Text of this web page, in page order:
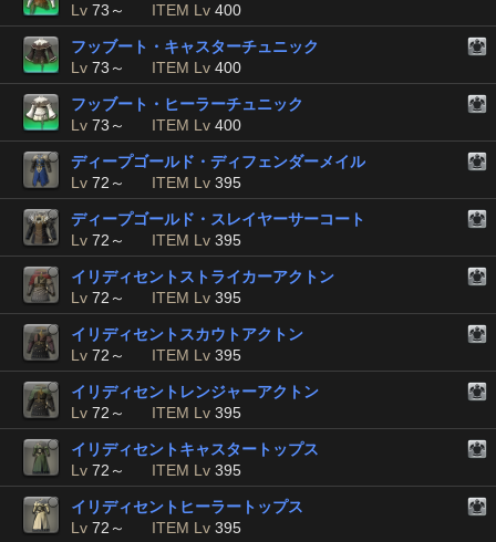
Lv 73～ ITEM Lv 400
フッブート・キャスターチュニック
Lv 73～ ITEM Lv 400
フッブート・ヒーラーチュニック
Lv 73～ ITEM Lv 400
ディープゴールド・ディフェンダーメイル
Lv 72～ ITEM Lv 395
ディープゴールド・スレイヤーサーコート
Lv 72～ ITEM Lv 395
イリディセントストライカーアクトン
Lv 72～ ITEM Lv 395
イリディセントスカウトアクトン
Lv 72～ ITEM Lv 395
イリディセントレンジャーアクトン
Lv 72～ ITEM Lv 395
イリディセントキャスタートップス
Lv 72～ ITEM Lv 395
イリディセントヒーラートップス
Lv 72～ ITEM Lv 395